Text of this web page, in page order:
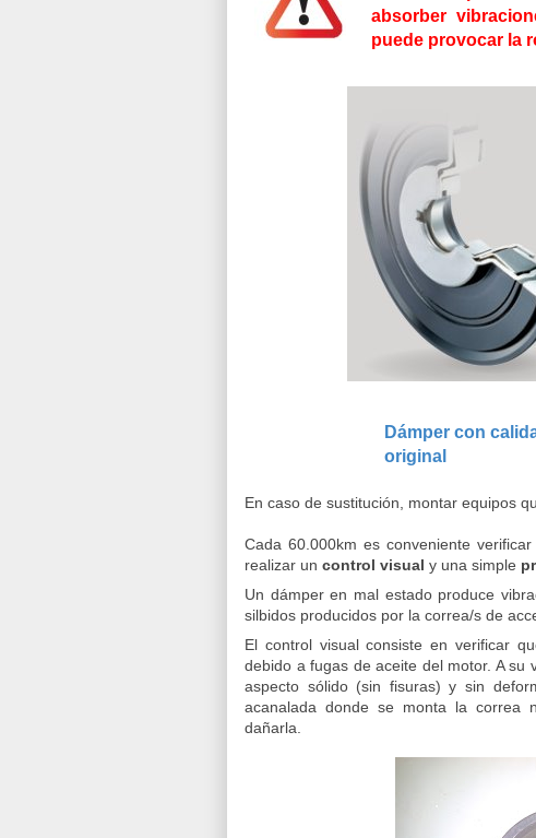
absorber
puede provocar la
Dámper con
original
En caso de sustitución, montar equipos
Cada 60.000km es conveniente
realizar un control visual y una simple
Un dámper en mal estado produce
silbidos producidos por la correa/s de
El control visual consiste en verificar
debido a fugas de aceite del motor. A su
aspecto sólido (sin fisuras) y sin
acanalada donde se monta la correa
dañarla.